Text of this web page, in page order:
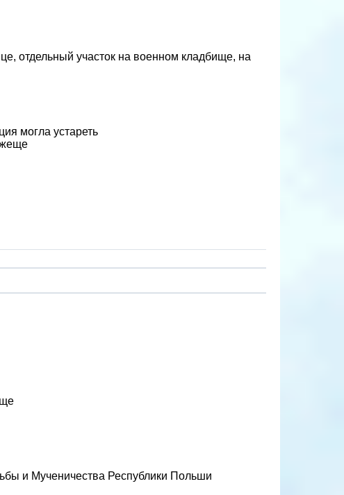
отдельный участок на военном кладбище, на
могла устареть
и Мученичества Республики Польши